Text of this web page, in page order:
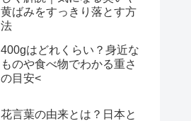
黄ばみをすっきり落とす方
法
400gはどれくらい？身近な
ものや食べ物でわかる重さ
の目安<
花言葉の由来とは？日本と